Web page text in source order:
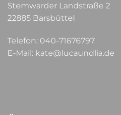
Stemwarder Landstraße 2
22885 Barsbüttel
Telefon: 040-71676797
E-Mail: kate@lucaundlia.de